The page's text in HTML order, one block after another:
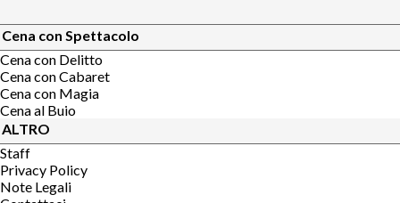
Cena con Spettacolo
Cena con Delitto
Cena con Cabaret
Cena con Magia
Cena al Buio
ALTRO
Staff
Privacy Policy
Note Legali